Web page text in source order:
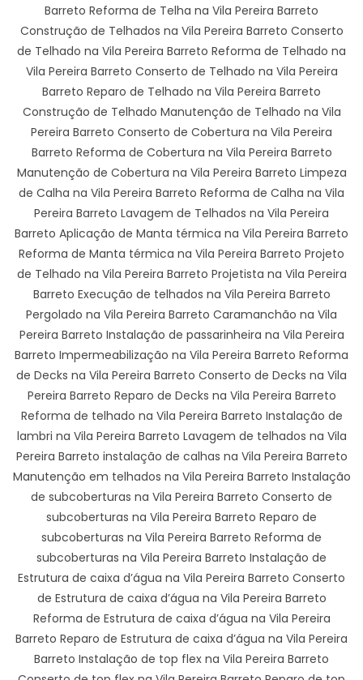
Barreto Reforma de Telha na Vila Pereira Barreto
Construção de Telhados na Vila Pereira Barreto Conserto
de Telhado na Vila Pereira Barreto Reforma de Telhado na
Vila Pereira Barreto Conserto de Telhado na Vila Pereira
Barreto Reparo de Telhado na Vila Pereira Barreto
Construção de Telhado Manutenção de Telhado na Vila
Pereira Barreto Conserto de Cobertura na Vila Pereira
Barreto Reforma de Cobertura na Vila Pereira Barreto
Manutenção de Cobertura na Vila Pereira Barreto Limpeza
de Calha na Vila Pereira Barreto Reforma de Calha na Vila
Pereira Barreto Lavagem de Telhados na Vila Pereira
Barreto Aplicação de Manta térmica na Vila Pereira Barreto
Reforma de Manta térmica na Vila Pereira Barreto Projeto
de Telhado na Vila Pereira Barreto Projetista na Vila Pereira
Barreto Execução de telhados na Vila Pereira Barreto
Pergolado na Vila Pereira Barreto Caramanchão na Vila
Pereira Barreto Instalação de passarinheira na Vila Pereira
Barreto Impermeabilização na Vila Pereira Barreto Reforma
de Decks na Vila Pereira Barreto Conserto de Decks na Vila
Pereira Barreto Reparo de Decks na Vila Pereira Barreto
Reforma de telhado na Vila Pereira Barreto Instalação de
lambri na Vila Pereira Barreto Lavagem de telhados na Vila
Pereira Barreto instalação de calhas na Vila Pereira Barreto
Manutenção em telhados na Vila Pereira Barreto Instalação
de subcoberturas na Vila Pereira Barreto Conserto de
subcoberturas na Vila Pereira Barreto Reparo de
subcoberturas na Vila Pereira Barreto Reforma de
subcoberturas na Vila Pereira Barreto Instalação de
Estrutura de caixa d’água na Vila Pereira Barreto Conserto
de Estrutura de caixa d’água na Vila Pereira Barreto
Reforma de Estrutura de caixa d’água na Vila Pereira
Barreto Reparo de Estrutura de caixa d’água na Vila Pereira
Barreto Instalação de top flex na Vila Pereira Barreto